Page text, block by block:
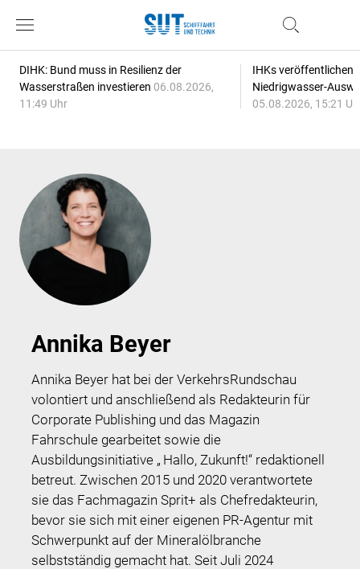
DIHK: Bund muss in Resilienz der
Wasserstraßen investieren 06.08.2026,
11:49 Uhr
IHKs veröffentlichen
Niedrigwasser-
05.08.2026, 15:21
Annika Beyer
Annika Beyer hat bei der VerkehrsRundschau
volontiert und anschließend als Redakteurin für
Corporate Publishing und das Magazin
Fahrschule gearbeitet sowie die
Ausbildungsinitiative „ Hallo, Zukunft!“ redaktionell
betreut. Zwischen 2015 und 2020 verantwortete
sie das Fachmagazin Sprit+ als Chefredakteurin,
bevor sie sich mit einer eigenen PR-Agentur mit
Schwerpunkt auf der Mineralölbranche
selbstständig gemacht hat. Seit Juli 2024